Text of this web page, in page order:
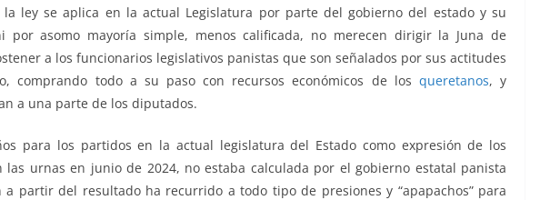
la ley se aplica en la actual Legislatura por parte del gobierno del estado y su
por asomo mayoría simple, menos calificada, no merecen dirigir la Juna de
a los funcionarios legislativos panistas que son señalados por sus actitudes
comprando todo a su paso con recursos económicos de los queretanos, y
a una parte de los diputados.
para los partidos en la actual legislatura del Estado como expresión de los
las urnas en junio de 2024, no estaba calculada por el gobierno estatal panista
partir del resultado ha recurrido a todo tipo de presiones y “apapachos” para